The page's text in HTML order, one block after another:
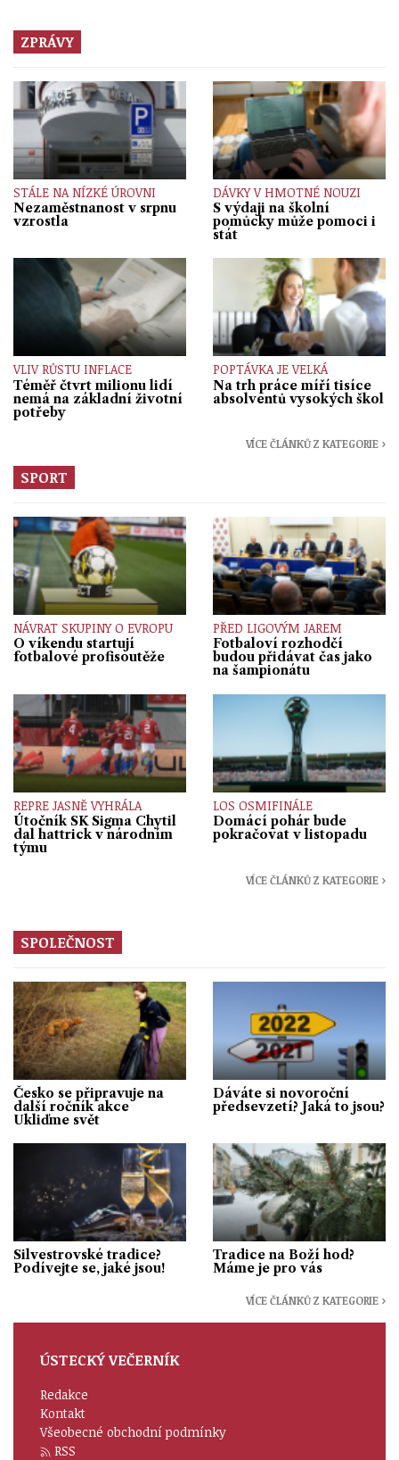
ZPRÁVY
STÁLE NA NÍZKÉ ÚROVNI
Nezaměstnanost v srpnu
vzrostla
DÁVKY V HMOTNÉ NOUZI
S výdaji na školní
pomůcky může pomoci i
stát
VLIV RŮSTU INFLACE
Téměř čtvrt milionu lidí
nemá na základní životní
potřeby
POPTÁVKA JE VELKÁ
Na trh práce míří tisíce
absolventů vysokých škol
VÍCE ČLÁNKŮ Z KATEGORIE ›
SPORT
NÁVRAT SKUPINY O EVROPU
O víkendu startují
fotbalové profisoutěže
PŘED LIGOVÝM JAREM
Fotbaloví rozhodčí
budou přidávat čas jako
na šampionátu
REPRE JASNĚ VYHRÁLA
Útočník SK Sigma Chytil
dal hattrick v národním
týmu
LOS OSMIFINÁLE
Domácí pohár bude
pokračovat v listopadu
VÍCE ČLÁNKŮ Z KATEGORIE ›
SPOLEČNOST
Česko se připravuje na
další ročník akce
Ukliďme svět
Dáváte si novoroční
předsevzetí? Jaká to jsou?
Silvestrovské tradice?
Podívejte se, jaké jsou!
Tradice na Boží hod?
Máme je pro vás
VÍCE ČLÁNKŮ Z KATEGORIE ›
ÚSTECKÝ VEČERNÍK
Redakce
Kontakt
Všeobecné obchodní podmínky
RSS